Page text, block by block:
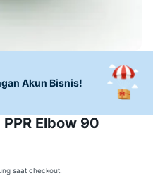
Akun Bisnis!
Elbow 90
saat checkout.